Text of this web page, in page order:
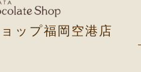
ップ福岡空港店